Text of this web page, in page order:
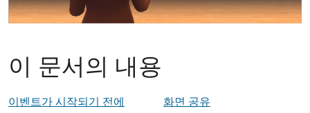
이 문서의 내용
이벤트가 시작되기 전에
화면 공유